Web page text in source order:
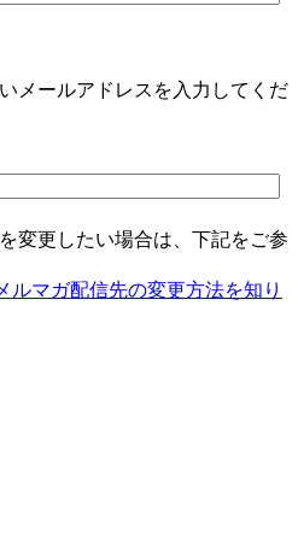
メールアドレスを入力してくだ
変更したい場合は、下記をご参
ルマガ配信先の変更方法を知り